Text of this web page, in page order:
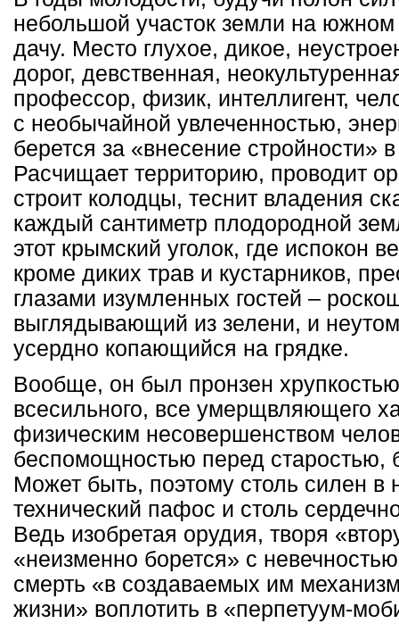
небольшой участок земли на
дачу. Место глухое, дикое,
дорог, девственная,
профессор, физик, интеллигент,
с необычайной увлеченностью,
берется за «внесение стройности»
Расчищает территорию, проводит
строит колодцы, теснит владения
каждый сантиметр плодородной
этот крымский уголок, где испокон
кроме диких трав и кустарников,
глазами изумленных гостей –
выглядывающий из зелени, и
усердно копающийся на грядке.
Вообще, он был пронзен
всесильного, все умерщвляющего
физическим несовершенством
беспомощностью перед старостью,
Может быть, поэтому столь силен в
технический пафос и столь
Ведь изобретая орудия, творя
«неизменно борется» с
смерть «в создаваемых им
жизни» воплотить в «перпетуум-